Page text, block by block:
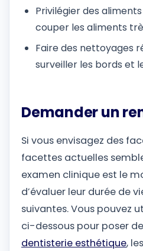
Privilégier des
couper les aliments
Faire des nettoyages
surveiller les bords et
Demander un
Si vous envisagez des
facettes actuelles
examen clinique est le
d’évaluer leur durée de
suivantes. Vous pouvez
ci-dessous pour poser
dentisterie esthétique,